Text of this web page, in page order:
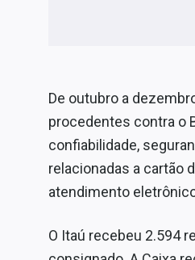
De outubro a
procedentes contra o
confiabilidade,
relacionadas a cartão
atendimento
O Itaú recebeu 2.594